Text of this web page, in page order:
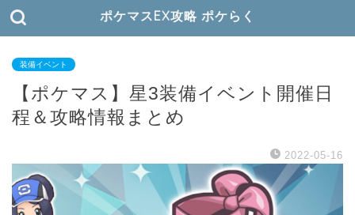
ポケマスEX攻略 ポケらく
装備イベント
【ポケマス】星3装備イベント開催日
程＆攻略情報まとめ
2022-05-16